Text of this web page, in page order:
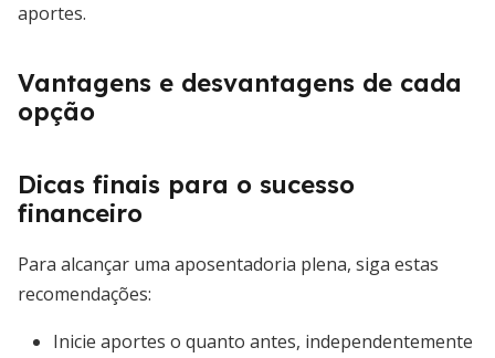
aportes.
Vantagens e desvantagens de cada
opção
Dicas finais para o sucesso
financeiro
Para alcançar uma aposentadoria plena, siga estas
recomendações:
Inicie aportes o quanto antes, independentemente